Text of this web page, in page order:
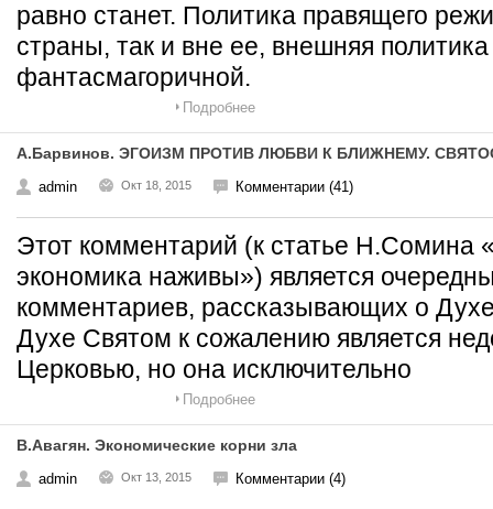
равно станет. Политика правящего
страны, так и вне ее, внешняя
фантасмагоричной.
Подробнее
А.Барвинов. ЭГОИЗМ ПРОТИВ ЛЮБВИ К БЛИЖНЕМУ.
admin Окт 18, 2015 Комментарии (41)
Этот комментарий (к статье Н.Сомина
экономика наживы») является
комментариев, рассказывающих о
Духе Святом к сожалению является
Церковью, но она исключительно
Подробнее
В.Авагян. Экономические корни зла
admin Окт 13, 2015 Комментарии (4)